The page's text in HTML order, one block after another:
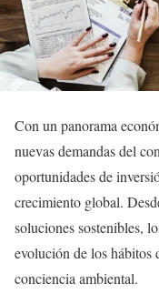
Con un panorama
nuevas demandas del
oportunidades de
crecimiento global.
soluciones sostenibles,
evolución de los
conciencia ambiental.